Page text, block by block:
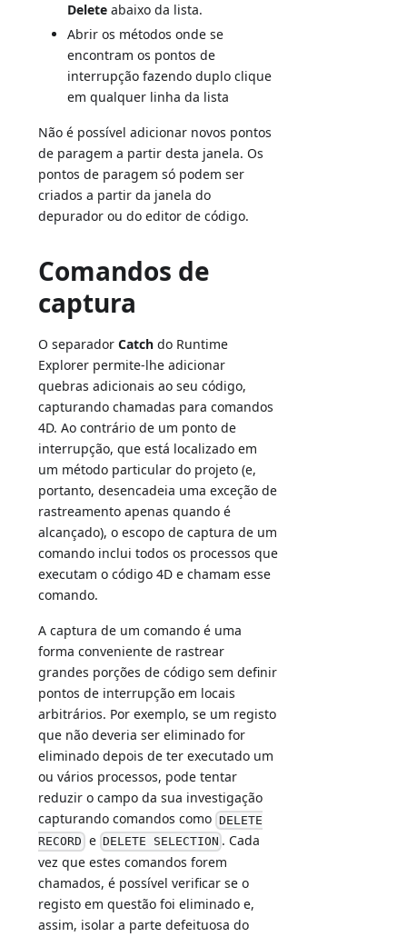
Delete abaixo da lista.
Abrir os métodos onde se
encontram os pontos de
interrupção fazendo duplo clique
em qualquer linha da lista
Não é possível adicionar novos pontos
de paragem a partir desta janela. Os
pontos de paragem só podem ser
criados a partir da janela do
depurador ou do editor de código.
Comandos de
captura
O separadorCatch do Runtime
Explorer permite-lhe adicionar
quebras adicionais ao seu código,
capturando chamadas para comandos
4D. Ao contrário de um ponto de
interrupção, que está localizado em
um método particular do projeto (e,
portanto, desencadeia uma exceção de
rastreamento apenas quando é
alcançado), o escopo de captura de um
comando inclui todos os processos que
executam o código 4D e chamam esse
comando.
A captura de um comando é uma
forma conveniente de rastrear
grandes porções de código sem definir
pontos de interrupção em locais
arbitrários. Por exemplo, se um registo
que não deveria ser eliminado for
eliminado depois de ter executado um
ou vários processos, pode tentar
reduzir o campo da sua investigação
capturando comandos como DELETE
RECORD e DELETE SELECTION . Cada
vez que estes comandos forem
chamados, é possível verificar se o
registo em questão foi eliminado e,
assim, isolar a parte defeituosa do